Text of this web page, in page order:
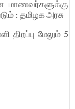
மாணவர்களுக்கு
: தமிழக அரசு
திறப்பு மேலும் 5